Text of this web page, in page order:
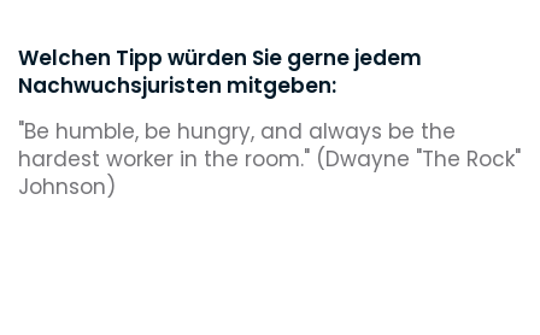
Welchen Tipp würden Sie gerne jedem
Nachwuchsjuristen mitgeben:
"Be humble, be hungry, and always be the
hardest worker in the room." (Dwayne "The Rock"
Johnson)